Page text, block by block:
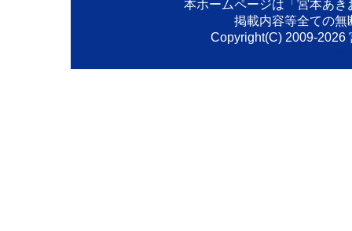
本ホームページは「宮本あ
掲載内容等全ての無
Copyright(C) 2009-2026